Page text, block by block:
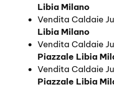
Libia Milano
Vendita Caldaie
Libia Milano
Vendita Caldaie
Piazzale Libia
Vendita Caldaie
Piazzale Libia